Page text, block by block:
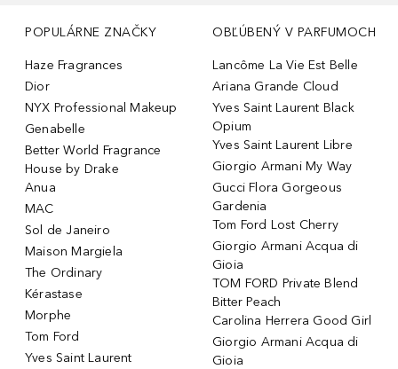
POPULÁRNE ZNAČKY
Haze Fragrances
Dior
NYX Professional Makeup
Genabelle
Better World Fragrance
House by Drake
Anua
MAC
Sol de Janeiro
Maison Margiela
The Ordinary
Kérastase
Morphe
Tom Ford
Yves Saint Laurent
OBĽÚBENÝ V PARFUMOCH
Lancôme La Vie Est Belle
Ariana Grande Cloud
Yves Saint Laurent Black
Opium
Yves Saint Laurent Libre
Giorgio Armani My Way
Gucci Flora Gorgeous
Gardenia
Tom Ford Lost Cherry
Giorgio Armani Acqua di
Gioia
TOM FORD Private Blend
Bitter Peach
Carolina Herrera Good Girl
Giorgio Armani Acqua di
Gioia